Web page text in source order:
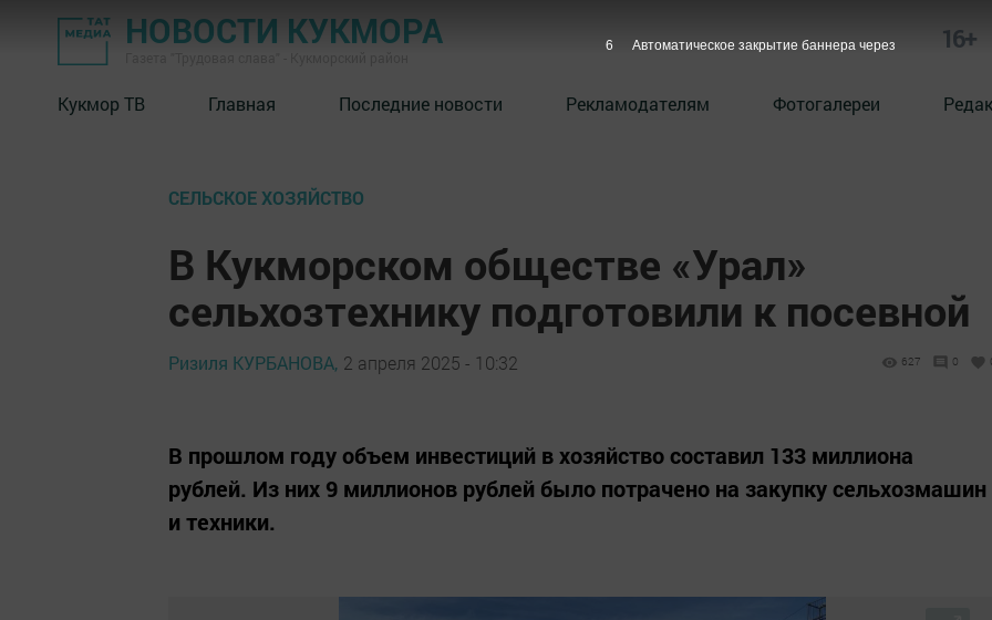
НОВОСТИ КУКМОРА 16+
Кукмор ТВ Главная Последние новости Рекламодателям Фотогалереи
СЕЛЬСКОЕ ХОЗЯЙСТВО
В Кукморском обществе «Урал»
сельхозтехнику подготовили к посевной
Ризиля КУРБАНОВА, 2 апреля 2025 - 10:32 627 0
В прошлом году объем инвестиций в хозяйство составил 133 миллиона
рублей. Из них 9 миллионов рублей было потрачено на закупку сельхозмашин
и техники.
4 Автоматическое закрытие баннера через